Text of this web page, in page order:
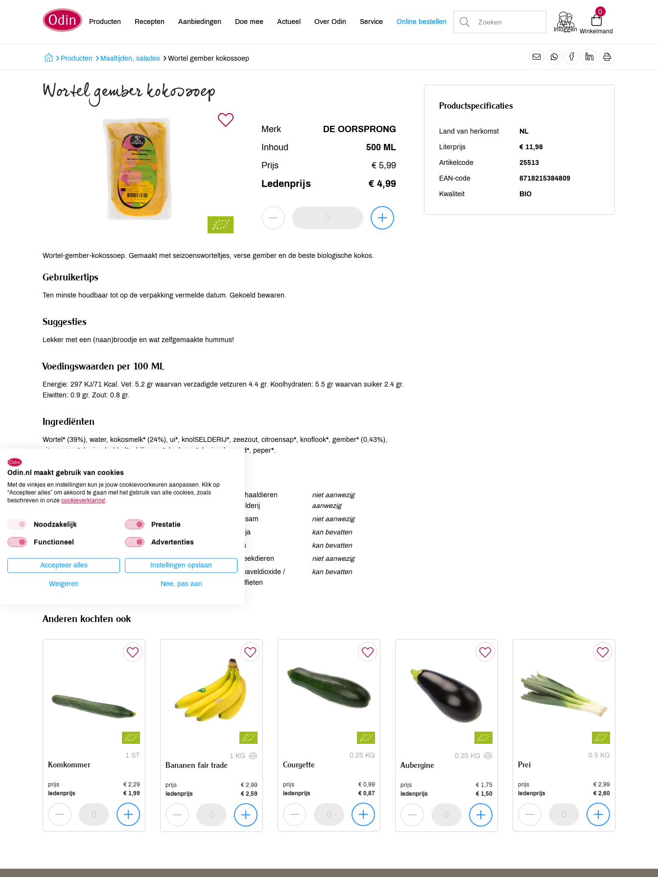
Producten Recepten Aanbiedingen Doe mee Actueel Over Odin Service Online bestellen
Inloggen
0
Winkelmand
Producten Maaltijden, salades Wortel gember kokossoep
Wortel gember kokossoep
Merk
DE OORSPRONG
Inhoud
500 ML
Prijs
€ 5,99
Ledenprijs € 4,99
Wortel-gember-kokossoep. Gemaakt met seizoensworteltjes, verse gember en de beste biologische kokos.
Gebruikertips
Ten minste houdbaar tot op de verpakking vermelde datum. Gekoeld bewaren.
Suggesties
Lekker met een (naan)broodje en wat zelfgemaakte hummus!
Voedingswaarden per 100 ML
Energie: 297 KJ/71 Kcal. Vet: 5.2 gr waarvan verzadigde vetzuren 4.4 gr. Koolhydraten: 5.5 gr waarvan suiker 2.4 gr.
Eiwitten: 0.9 gr. Zout: 0.8 gr.
Ingrediënten
Wortel* (39%), water, kokosmelk* (24%), ui*, knolSELDERIJ*, zeezout, citroensap*, knoflook*, gember* (0,43%),
citroengras*, korianderblad*, chilipeper*, kurkuma*, korianderzaad*, peper*.
Allergenen
Aardnoten
kan bevatten
Gluten
kan bevatten
kan bevatten
Mosterd
kan bevatten
Noten
kan bevatten
Schaaldieren
niet aanwezig
Selderij
aanwezig
Sesam
niet aanwezig
Soja
kan bevatten
Vis
kan bevatten
Weekdieren
niet aanwezig
Zwaveldioxide /
sulfieten
kan bevatten
Productspecificaties
Land van herkomst NL
Literprijs € 11,98
Artikelcode 25513
EAN-code 8718215384809
Kwaliteit BIO
Anderen kochten ook
1 ST
Komkommer
prijs
€ 2,29
ledenprijs
€ 1,99
1 KG
Bananen fair trade
prijs
€ 2,99
ledenprijs
€ 2,59
0.25 KG
Courgette
prijs
€ 0,99
ledenprijs
€ 0,87
0.25 KG
Aubergine
prijs
€ 1,75
ledenprijs
€ 1,50
0.5 KG
Prei
prijs
€ 2,99
ledenprijs
€ 2,60
Odin.nl maakt gebruik van cookies
Met de vinkjes en instellingen kun je jouw cookievoorkeuren aanpassen. Klik op
“Accepteer alles” om akkoord te gaan met het gebruik van alle cookies, zoals
beschreven in onze cookieverklaring.
Noodzakelijk Prestatie
Functioneel Advertenties
Accepteer alles Instellingen opslaan
Weigeren Nee, pas aan